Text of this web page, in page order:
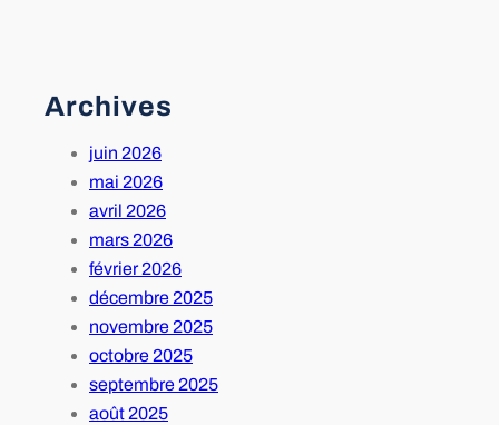
Archives
juin 2026
mai 2026
avril 2026
mars 2026
février 2026
décembre 2025
novembre 2025
octobre 2025
septembre 2025
août 2025